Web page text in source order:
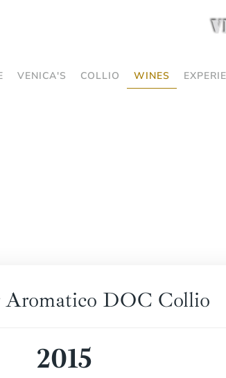
VENICA'S COLLIO WINES
Aromatico DOC Collio
2015